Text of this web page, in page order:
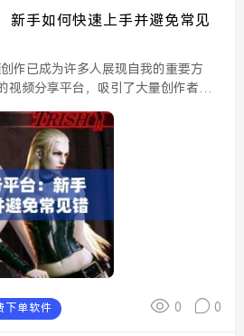
新手如何快速上手并避免常见
作已成为许多人展现自我的重要方
视频分享平台，吸引了大量创作者加
用的建议，帮助您快速上手，并避免
下单软件 0 0